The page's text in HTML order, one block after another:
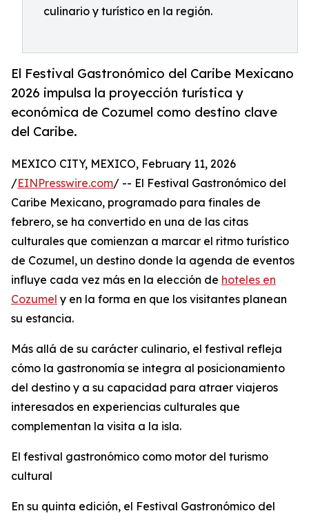
culinario y turístico en la región.
El Festival Gastronómico del Caribe Mexicano
2026 impulsa la proyección turística y
económica de Cozumel como destino clave
del Caribe.
MEXICO CITY, MEXICO, February 11, 2026
/EINPresswire.com/ -- El Festival Gastronómico del
Caribe Mexicano, programado para finales de
febrero, se ha convertido en una de las citas
culturales que comienzan a marcar el ritmo turístico
de Cozumel, un destino donde la agenda de eventos
influye cada vez más en la elección de hoteles en
Cozumel y en la forma en que los visitantes planean
su estancia.
Más allá de su carácter culinario, el festival refleja
cómo la gastronomía se integra al posicionamiento
del destino y a su capacidad para atraer viajeros
interesados en experiencias culturales que
complementan la visita a la isla.
El festival gastronómico como motor del turismo
cultural
En su quinta edición, el Festival Gastronómico del